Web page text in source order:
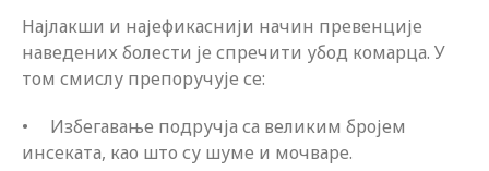
Најлакши и најефикаснији начин превенције
наведених болести је спречити убод комарца. У
том смислу препоручује се:
• Избегавање подручја са великим бројем
инсеката, као што су шуме и мочваре.